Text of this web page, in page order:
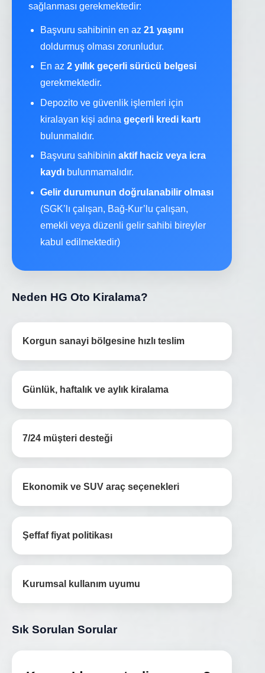
sağlanması gerekmektedir:
Başvuru sahibinin en az 21 yaşını
doldurmuş olması zorunludur.
En az 2 yıllık geçerli sürücü belgesi
gerekmektedir.
Depozito ve güvenlik işlemleri için
kiralayan kişi adına geçerli kredi kartı
bulunmalıdır.
Başvuru sahibinin aktif haciz veya icra
kaydı bulunmamalıdır.
Gelir durumunun doğrulanabilir olması
(SGK’lı çalışan, Bağ-Kur’lu çalışan,
emekli veya düzenli gelir sahibi bireyler
kabul edilmektedir)
Neden HG Oto Kiralama?
Korgun sanayi bölgesine hızlı teslim
Günlük, haftalık ve aylık kiralama
7/24 müşteri desteği
Ekonomik ve SUV araç seçenekleri
Şeffaf fiyat politikası
Kurumsal kullanım uyumu
Sık Sorulan Sorular